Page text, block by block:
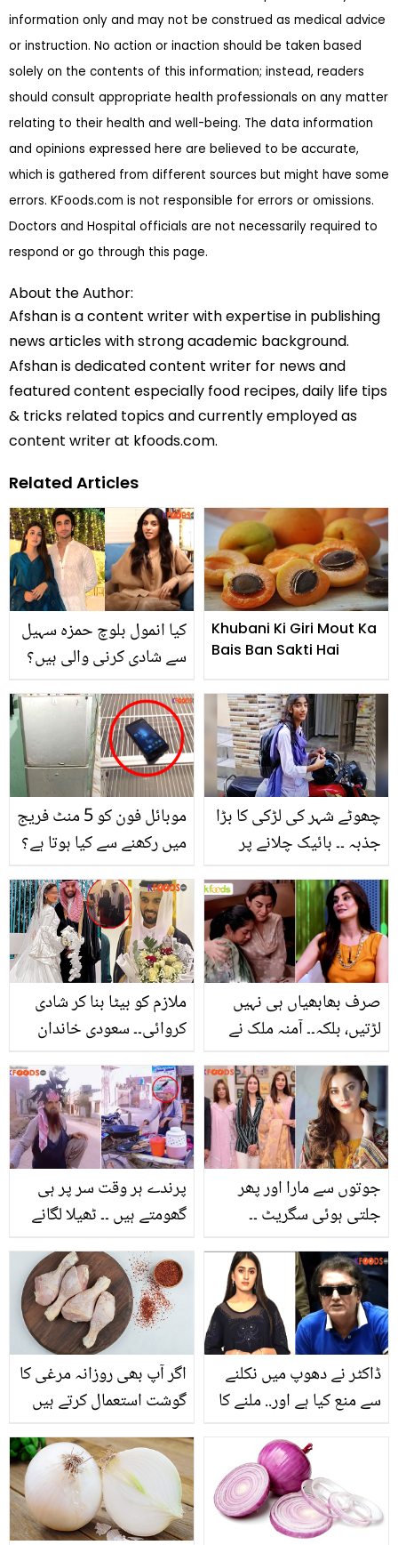
information only and may not be construed as medical advice
or instruction. No action or inaction should be taken based
solely on the contents of this information; instead, readers
should consult appropriate health professionals on any matter
relating to their health and well-being. The data information
and opinions expressed here are believed to be accurate,
which is gathered from different sources but might have some
errors. KFoods.com is not responsible for errors or omissions.
Doctors and Hospital officials are not necessarily required to
respond or go through this page.
About the Author:
Afshan is a content writer with expertise in publishing
news articles with strong academic background.
Afshan is dedicated content writer for news and
featured content especially food recipes, daily life tips
& tricks related topics and currently employed as
content writer at kfoods.com.
Related Articles
کیا انمول بلوچ حمزہ سہیل
سے شادی کرنی والی ہیں؟
انکشاف کردیا
Khubani Ki Giri Mout Ka
Bais Ban Sakti Hai
موبائل فون کو 5 منٹ فریج
میں رکھنے سے کیا ہوتا ہے؟
بچت کروانے والی 4 آسان
ٹپس
چھوٹے شہر کی لڑکی کا بڑا
جذبہ ۔۔ بائیک چلانے پر
کو ہراساں کیا؟ جانئے
ملازم کو بیٹا بنا کر شادی
کروائی۔۔ سعودی خاندان
دھام سے شادی کرواتے ہوئے
خوبصورت ویڈیو وائرل
صرف بھابھیاں ہی نہیں
لڑتیں، بلکہ۔۔ آمنہ ملک نے
حقیقت کھول کے رکھ دی
پرندے ہر وقت سر پر ہی
گھومتے ہیں ۔۔ ٹھیلا لگانے
کرتے ہیں کہ پرندے ان سے
اتنی محبت کرتے ہیں؟
جوتوں سے مارا اور پھر
جلتی ہوئی سگریٹ ۔۔
اداکارہ نے تشدد کرنے کا
الزام لگایا؟ درخواست دائر
اگر آپ بھی روزانہ مرغی کا
گوشت استعمال کرتے ہیں
گوشت استعمال کرنے کہ 4
بڑے نقصانات
ڈاکٹر نے دھوپ میں نکلنے
سے منع کیا ہے اور.. ملنے کا
خلیل الرحمٰن کے بیان پر
لڑکی نے کیا بتایا؟